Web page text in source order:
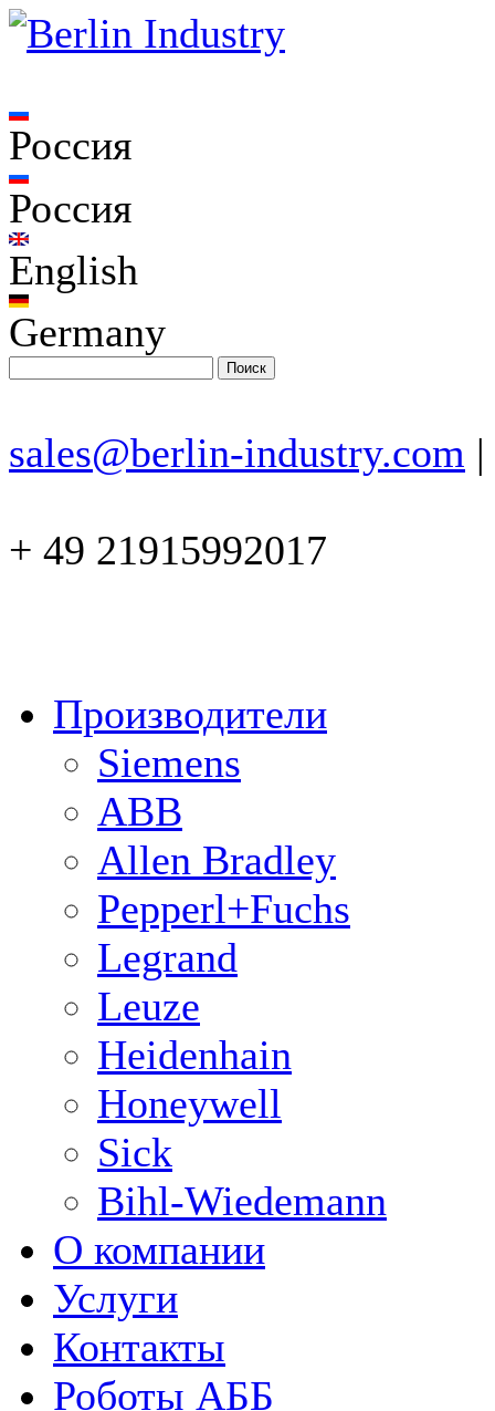
Россия
Россия
English
Germany
sales@berlin-industry.com |
+ 49 21915992017
Производители
Siemens
ABB
Allen Bradley
Pepperl+Fuchs
Legrand
Leuze
Heidenhain
Honeywell
Sick
Bihl-Wiedemann
О компании
Услуги
Контакты
Роботы АББ